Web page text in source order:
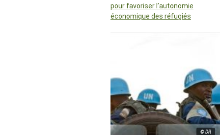
pour favoriser l’autonomie
économique des réfugiés
© DR